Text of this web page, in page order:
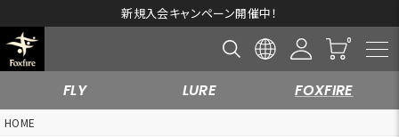
新規入会キャンペーン開催中！
FLY LURE FOXFIRE
HOME